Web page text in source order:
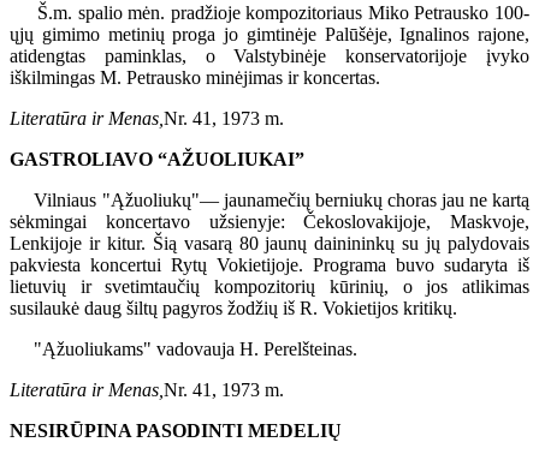
Š.m. spalio mėn. pradžioje kompozitoriaus Miko Petrausko 100-
ųjų gimimo metinių proga jo gimtinėje Palūšėje, Ignalinos rajone,
atidengtas paminklas, o Valstybinėje konservatorijoje įvyko
iškilmingas M. Petrausko minėjimas ir koncertas.
Literatūra ir Menas, Nr. 41, 1973 m.
GASTROLIAVO “AŽUOLIUKAI”
Vilniaus "Ąžuoliukų"— jaunamečių berniukų choras jau ne kartą
sėkmingai koncertavo užsienyje: Čekoslovakijoje, Maskvoje,
Lenkijoje ir kitur. Šią vasarą 80 jaunų dainininkų su jų palydovais
pakviesta koncertui Rytų Vokietijoje. Programa buvo sudaryta iš
lietuvių ir svetimtaučių kompozitorių kūrinių, o jos atlikimas
susilaukė daug šiltų pagyros žodžių iš R. Vokietijos kritikų.
"Ąžuoliukams" vadovauja H. Perelšteinas.
Literatūra ir Menas, Nr. 41, 1973 m.
NESIRŪPINA PASODINTI MEDELIŲ